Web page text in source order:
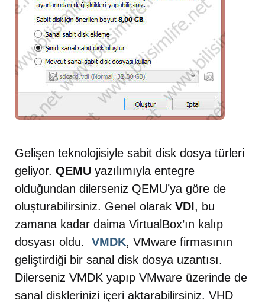
Gelişen teknolojisiyle sabit disk dosya türleri
geliyor. QEMU yazılımıyla entegre
olduğundan dilerseniz QEMU’ya göre de
oluşturabilirsiniz. Genel olarak VDI, bu
zamana kadar daima VirtualBox’ın kalıp
dosyası oldu. VMDK, VMware firmasının
geliştirdiği bir sanal disk dosya uzantısı.
Dilerseniz VMDK yapıp VMware üzerinde de
sanal disklerinizi içeri aktarabilirsiniz. VHD